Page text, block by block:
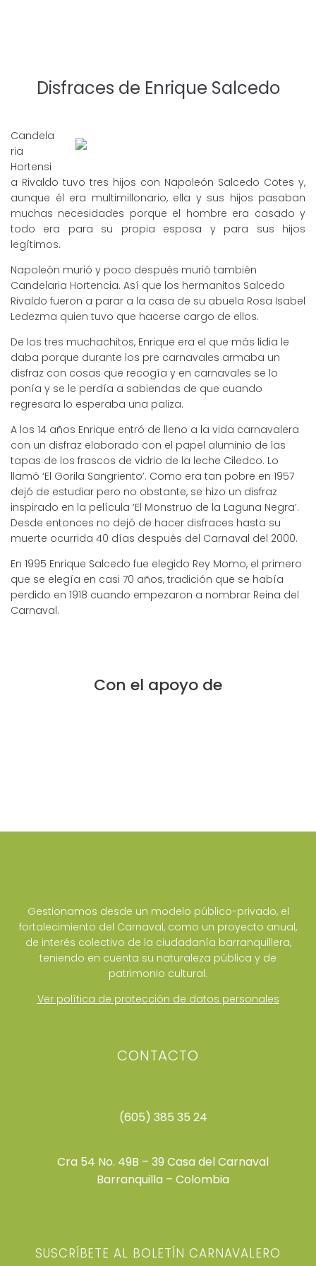
Disfraces de Enrique Salcedo
Candela
ria
Hortensi
a Rivaldo tuvo tres hijos con Napoleón Salcedo Cotes y,
aunque él era multimillonario, ella y sus hijos pasaban
muchas necesidades porque el hombre era casado y
todo era para su propia esposa y para sus hijos
legítimos.
Napoleón murió y poco después murió también
Candelaria Hortencia. Así que los hermanitos Salcedo
Rivaldo fueron a parar a la casa de su abuela Rosa Isabel
Ledezma quien tuvo que hacerse cargo de ellos.
De los tres muchachitos, Enrique era el que más lidia le
daba porque durante los pre carnavales armaba un
disfraz con cosas que recogía y en carnavales se lo
ponía y se le perdía a sabiendas de que cuando
regresara lo esperaba una paliza.
A los 14 años Enrique entró de lleno a la vida carnavalera
con un disfraz elaborado con el papel aluminio de las
tapas de los frascos de vidrio de la leche Ciledco. Lo
llamó ‘El Gorila Sangriento’. Como era tan pobre en 1957
dejó de estudiar pero no obstante, se hizo un disfraz
inspirado en la película ‘El Monstruo de la Laguna Negra’.
Desde entonces no dejó de hacer disfraces hasta su
muerte ocurrida 40 días después del Carnaval del 2000.
En 1995 Enrique Salcedo fue elegido Rey Momo, el primero
que se elegía en casi 70 años, tradición que se había
perdido en 1918 cuando empezaron a nombrar Reina del
Carnaval.
Con el apoyo de
Gestionamos desde un modelo público-privado, el
fortalecimiento del Carnaval, como un proyecto anual,
de interés colectivo de la ciudadanía barranquillera,
teniendo en cuenta su naturaleza pública y de
patrimonio cultural.
Ver política de protección de datos personales
CONTACTO
(605) 385 35 24
Cra 54 No. 49B – 39 Casa del Carnaval
Barranquilla – Colombia
SUSCRÍBETE AL BOLETÍN CARNAVALERO